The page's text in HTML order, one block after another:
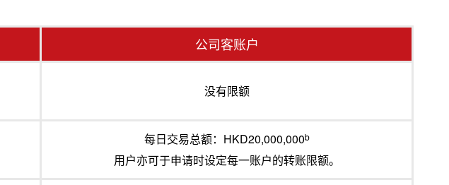
公司客账户
没有限额
每日交易总额：HKD20,000,000b
用户亦可于申请时设定每一账户的转账限额。